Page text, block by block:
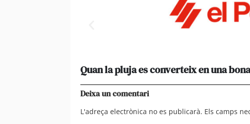
Quan la pluja es converteix en una
Deixa un comentari
L'adreça electrònica no es publicarà. Els camps